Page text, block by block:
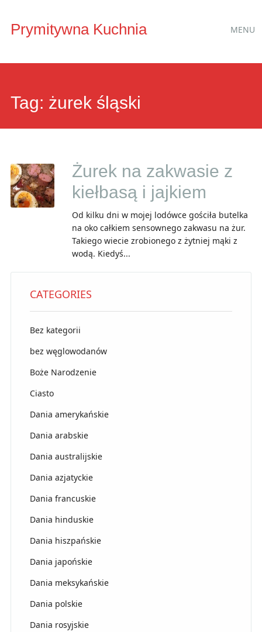
Prymitywna Kuchnia MENU
Tag: żurek śląski
Żurek na zakwasie z
kiełbasą i jajkiem
Od kilku dni w mojej lodówce gościła butelka
na oko całkiem sensownego zakwasu na żur.
Takiego wiecie zrobionego z żytniej mąki z
wodą. Kiedyś...
CATEGORIES
Bez kategorii
bez węglowodanów
Boże Narodzenie
Ciasto
Dania amerykańskie
Dania arabskie
Dania australijskie
Dania azjatyckie
Dania francuskie
Dania hinduskie
Dania hiszpańskie
Dania japońskie
Dania meksykańskie
Dania polskie
Dania rosyjskie